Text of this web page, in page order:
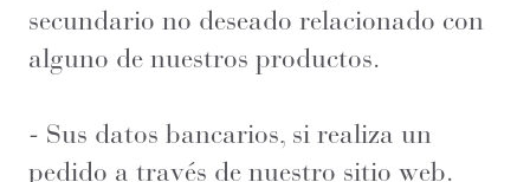
secundario no deseado relacionado con
alguno de nuestros productos.
- Sus datos bancarios, si realiza un
pedido a través de nuestro sitio web.